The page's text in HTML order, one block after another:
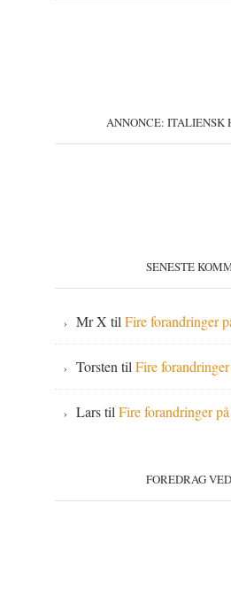
ANNONCE:
SENESTE
Mr X tilFire forandringer
Torsten tilFire
LarstilFire forandringer
FOREDRAG